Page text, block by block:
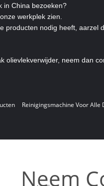
in China bezoeken?
werkplek zien.
producten nodig heeft,
olievlekverwijder, neem dan
Reinigingsmachine Voor Alle
Neem